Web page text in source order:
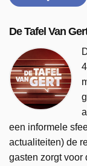
De Tafel Van
een informele
actualiteiten) de
gasten zorgt voor